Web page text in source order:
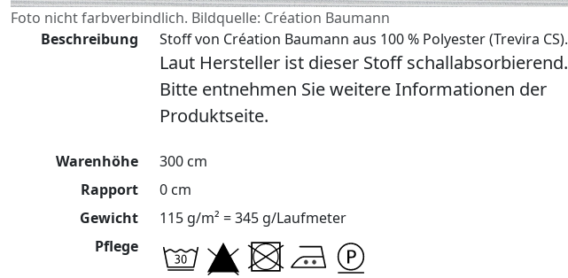
Foto nicht farbverbindlich. Bildquelle: Création Baumann
Beschreibung
Stoff von Création Baumann aus 100 % Polyester (Trevira CS).
Laut Hersteller ist dieser Stoff schallabsorbierend.
Bitte entnehmen Sie weitere Informationen der
Produktseite.
Warenhöhe
300 cm
Rapport
0 cm
Gewicht
115 g/m² = 345 g/Laufmeter
Pflege